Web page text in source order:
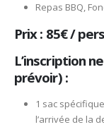
Repas BBQ,
Prix : 85€ /
L’inscription
prévoir) :
1 sac
l’arrivée de la